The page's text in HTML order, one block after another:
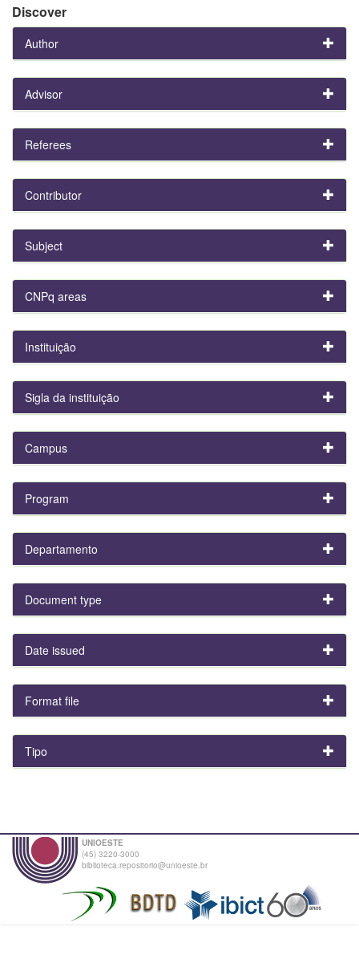
Discover
Author
Advisor
Referees
Contributor
Subject
CNPq areas
Instituição
Sigla da instituição
Campus
Program
Departamento
Document type
Date issued
Format file
Tipo
UNIOESTE
(45) 3220-3000
biblioteca.repositorio@unioeste.br